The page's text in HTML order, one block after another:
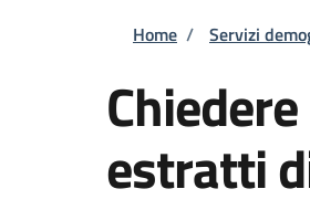
Briciole
Home / Servizi
estratti